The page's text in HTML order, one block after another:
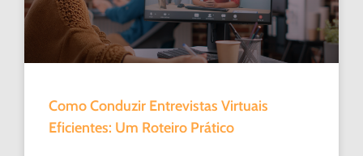
Como Conduzir Entrevistas Virtuais
Eficientes: Um Roteiro Prático